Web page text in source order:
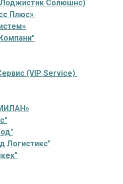
Солюшнс)
Плюс»
(VIP Service)
Логистикс"